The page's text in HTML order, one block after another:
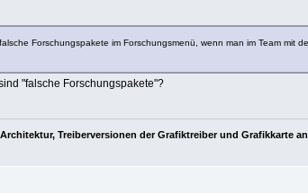
Forschungspakete im Forschungsmenü, wenn man im Team mit
"falsche Forschungspakete"?
Treiberversionen der Grafiktreiber und Grafikkarte